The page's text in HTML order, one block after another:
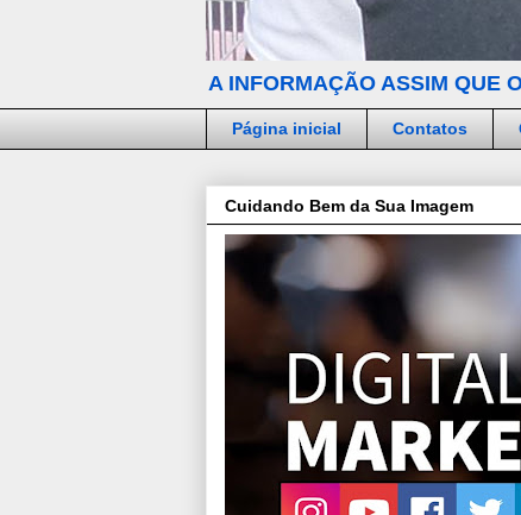
A INFORMAÇÃO ASSIM QUE
Página inicial Contatos
Cuidando Bem da Sua Imagem